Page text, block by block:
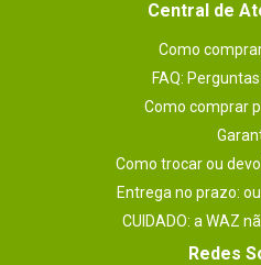
Central de
Como
FAQ:
Como comprar
Como trocar ou
Entrega no prazo:
CUIDADO: a WAZ
Redes